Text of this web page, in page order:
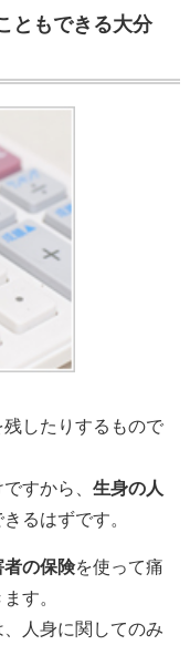
ともできる大分
したりするもので
すから、 生身の人
るはずです。
者の保険を使って痛
す。
人身に関してのみ